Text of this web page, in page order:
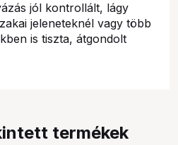
jól kontrollált, lágy
jeleneteknél vagy több
is tiszta, átgondolt
termékek